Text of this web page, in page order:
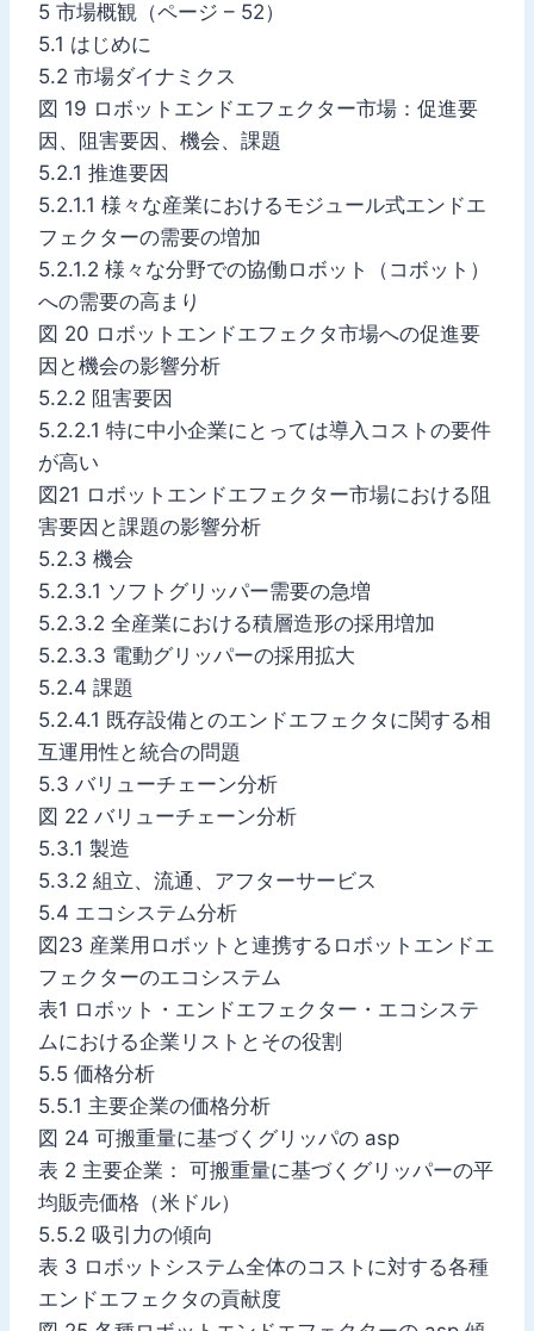
5 市場概観（ページ – 52）
5.1 はじめに
5.2 市場ダイナミクス
図 19 ロボットエンドエフェクター市場：促進要
因、阻害要因、機会、課題
5.2.1 推進要因
5.2.1.1 様々な産業におけるモジュール式エンドエ
フェクターの需要の増加
5.2.1.2 様々な分野での協働ロボット（コボット）
への需要の高まり
図 20 ロボットエンドエフェクタ市場への促進要
因と機会の影響分析
5.2.2 阻害要因
5.2.2.1 特に中小企業にとっては導入コストの要件
が高い
図21 ロボットエンドエフェクター市場における阻
害要因と課題の影響分析
5.2.3 機会
5.2.3.1 ソフトグリッパー需要の急増
5.2.3.2 全産業における積層造形の採用増加
5.2.3.3 電動グリッパーの採用拡大
5.2.4 課題
5.2.4.1 既存設備とのエンドエフェクタに関する相
互運用性と統合の問題
5.3 バリューチェーン分析
図 22 バリューチェーン分析
5.3.1 製造
5.3.2 組立、流通、アフターサービス
5.4 エコシステム分析
図23 産業用ロボットと連携するロボットエンドエ
フェクターのエコシステム
表1 ロボット・エンドエフェクター・エコシステ
ムにおける企業リストとその役割
5.5 価格分析
5.5.1 主要企業の価格分析
図 24 可搬重量に基づくグリッパの asp
表 2 主要企業： 可搬重量に基づくグリッパーの平
均販売価格（米ドル）
5.5.2 吸引力の傾向
表 3 ロボットシステム全体のコストに対する各種
エンドエフェクタの貢献度